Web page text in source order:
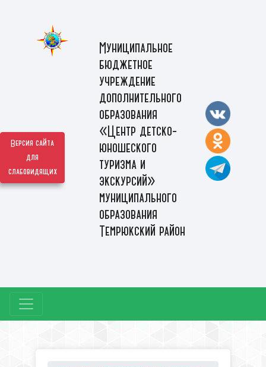
Версия сайта
для
слабовидящих
Муниципальное
бюджетное
учреждение
дополнительного
образования
«Центр детско-
юношеского
туризма и
экскурсий»
муниципального
образования
Темрюкский район